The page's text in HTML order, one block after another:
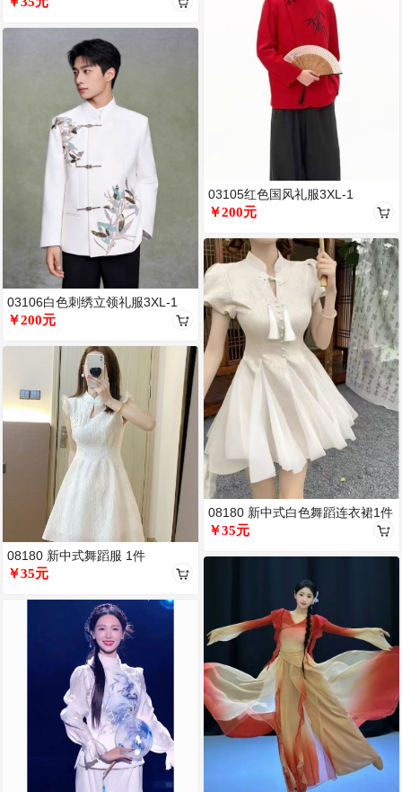
03106白色刺绣立领礼服3XL-1
￥200元
08180 新中式舞蹈服 1件
￥35元
03105红色国风礼服3XL-1
￥200元
08180 新中式白色舞蹈连衣裙1件
￥35元